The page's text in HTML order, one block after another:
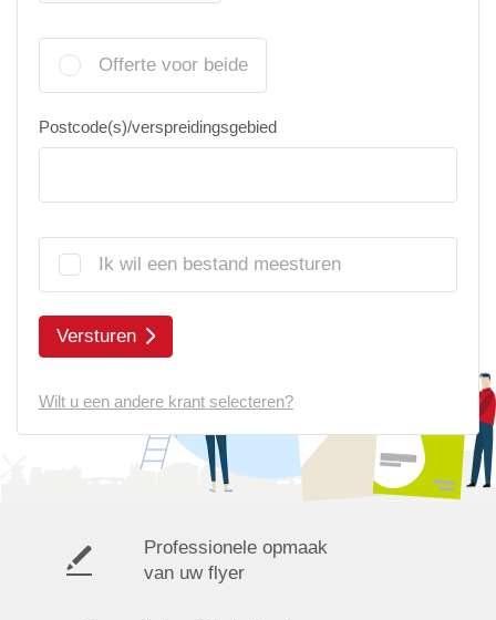
Offerte voor beide
Postcode(s)/verspreidingsgebied
Ik wil een bestand meesturen
Versturen
Wilt u een andere krant selecteren?
Professionele opmaak
van uw flyer